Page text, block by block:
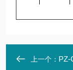
上一个： PZ-